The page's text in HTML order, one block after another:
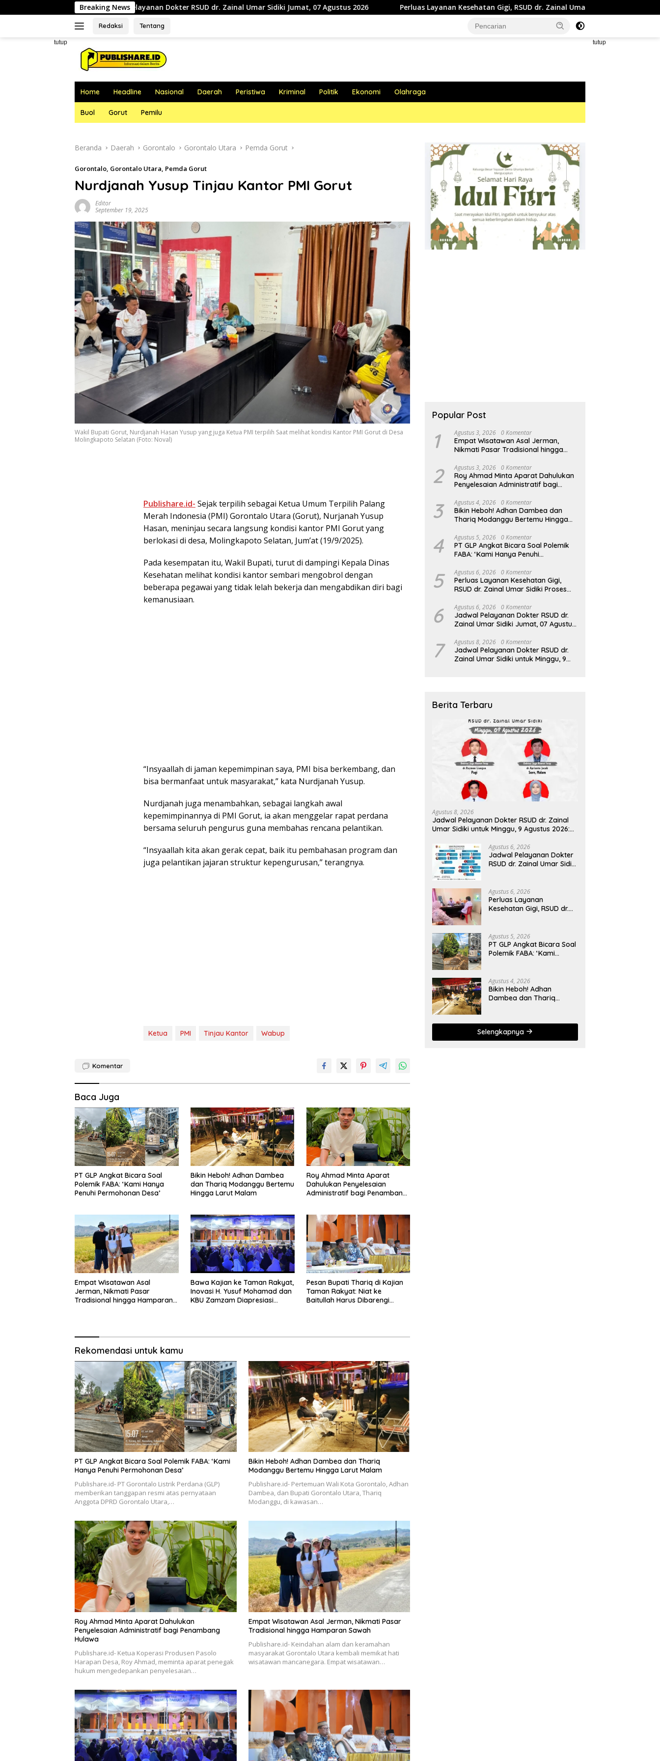
ke
Breaking News
Jadwal Pelayanan Dokter RSUD dr. Zainal Umar Sidiki Jumat, 07 Agustus 2026 Perluas Layanan Kesehatan Gigi, RSUD dr. Zainal Umar Sidiki Proses Kredensial Dokter Spesialis
Redaksi Tentang
tutup tutup
Home Headline Nasional Daerah Peristiwa Kriminal Politik Ekonomi Olahraga
Buol Gorut Pemilu
Beranda Daerah Gorontalo Gorontalo Utara Pemda Gorut
Gorontalo, Gorontalo Utara, Pemda Gorut
Nurdjanah Yusup Tinjau Kantor PMI Gorut
Editor
September 19, 2025
Wakil Bupati Gorut, Nurdjanah Hasan Yusup yang juga Ketua PMI terpilih Saat melihat kondisi Kantor PMI Gorut di Desa
Molingkapoto Selatan (Foto: Noval)
Publishare.id- Sejak terpilih sebagai Ketua Umum Terpilih Palang
Merah Indonesia (PMI) Gorontalo Utara (Gorut), Nurjanah Yusup
Hasan, meninjau secara langsung kondisi kantor PMI Gorut yang
berlokasi di desa, Molingkapoto Selatan, Jum’at (19/9/2025).
Pada kesempatan itu, Wakil Bupati, turut di dampingi Kepala Dinas
Kesehatan melihat kondisi kantor sembari mengobrol dengan
beberapa pegawai yang tidak lelah bekerja dan mengabdikan diri bagi
kemanusiaan.
“Insyaallah di jaman kepemimpinan saya, PMI bisa berkembang, dan
bisa bermanfaat untuk masyarakat,” kata Nurdjanah Yusup.
Nurdjanah juga menambahkan, sebagai langkah awal
kepemimpinannya di PMI Gorut, ia akan menggelar rapat perdana
bersama seluruh pengurus guna membahas rencana pelantikan.
“Insyaallah kita akan gerak cepat, baik itu pembahasan program dan
juga pelantikan jajaran struktur kepengurusan,” terangnya.
Ketua PMI Tinjau Kantor Wabup
Komentar
Baca Juga
PT GLP Angkat Bicara Soal
Polemik FABA: ‘Kami Hanya
Penuhi Permohonan Desa’
Bikin Heboh! Adhan Dambea
dan Thariq Modanggu Bertemu
Hingga Larut Malam
Roy Ahmad Minta Aparat
Dahulukan Penyelesaian
Administratif bagi Penambang
Empat Wisatawan Asal
Jerman, Nikmati Pasar
Tradisional hingga Hamparan
Bawa Kajian ke Taman Rakyat,
Inovasi H. Yusuf Mohamad dan
KBU Zamzam Diapresiasi
Pesan Bupati Thariq di Kajian
Taman Rakyat: Niat ke
Baitullah Harus Dibarengi
Rekomendasi untuk kamu
PT GLP Angkat Bicara Soal Polemik FABA: ‘Kami
Hanya Penuhi Permohonan Desa’
Publishare.id- PT Gorontalo Listrik Perdana (GLP)
memberikan tanggapan resmi atas pernyataan
Anggota DPRD Gorontalo Utara,…
Bikin Heboh! Adhan Dambea dan Thariq
Modanggu Bertemu Hingga Larut Malam
Publishare.id- Pertemuan Wali Kota Gorontalo, Adhan
Dambea, dan Bupati Gorontalo Utara, Thariq
Modanggu, di kawasan…
Roy Ahmad Minta Aparat Dahulukan
Penyelesaian Administratif bagi Penambang
Hulawa
Publishare.id- Ketua Koperasi Produsen Pasolo
Harapan Desa, Roy Ahmad, meminta aparat penegak
hukum mengedepankan penyelesaian…
Empat Wisatawan Asal Jerman, Nikmati Pasar
Tradisional hingga Hamparan Sawah
Publishare.id- Keindahan alam dan keramahan
masyarakat Gorontalo Utara kembali memikat hati
wisatawan mancanegara. Empat wisatawan…
Popular Post
1 Agustus 3, 2026 0 Komentar
Empat Wisatawan Asal Jerman,
Nikmati Pasar Tradisional hingga
2 Agustus 3, 2026 0 Komentar
Roy Ahmad Minta Aparat Dahulukan
Penyelesaian Administratif bagi
3 Agustus 4, 2026 0 Komentar
Bikin Heboh! Adhan Dambea dan
Thariq Modanggu Bertemu Hingga
4 Agustus 5, 2026 0 Komentar
PT GLP Angkat Bicara Soal Polemik
FABA: ‘Kami Hanya Penuhi
5 Agustus 6, 2026 0 Komentar
Perluas Layanan Kesehatan Gigi,
RSUD dr. Zainal Umar Sidiki Proses
Konservasi Gigi
6 Agustus 6, 2026 0 Komentar
Jadwal Pelayanan Dokter RSUD dr.
Zainal Umar Sidiki Jumat, 07 Agustus
7 Agustus 8, 2026 0 Komentar
Jadwal Pelayanan Dokter RSUD dr.
Zainal Umar Sidiki untuk Minggu, 9
Berita Terbaru
Agustus 8, 2026
Jadwal Pelayanan Dokter RSUD dr. Zainal
Umar Sidiki untuk Minggu, 9 Agustus 2026:
Terbaik
Agustus 6, 2026
Jadwal Pelayanan Dokter
RSUD dr. Zainal Umar Sidiki
Agustus 6, 2026
Perluas Layanan
Kesehatan Gigi, RSUD dr.
Konservasi Gigi
Agustus 5, 2026
PT GLP Angkat Bicara Soal
Polemik FABA: ‘Kami
Agustus 4, 2026
Bikin Heboh! Adhan
Dambea dan Thariq
Selengkapnya